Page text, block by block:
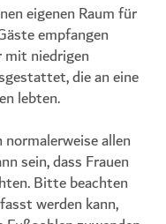
eigenen Raum für
empfangen
mit niedrigen
die an eine
lebten.
normalerweise allen
sein, dass Frauen
Bitte beachten
werden kann,